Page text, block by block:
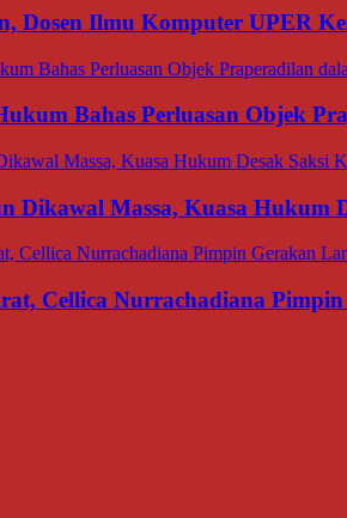
Dosen Ilmu Komputer UPER
Bahas Perluasan Objek
Dikawal Massa, Kuasa Hukum
Cellica Nurrachadiana